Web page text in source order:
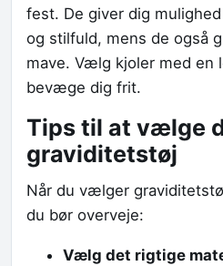
fest. De giver dig
og stilfuld, mens de også
mave. Vælg kjoler med en
bevæge dig frit.
Tips til at vælge
graviditetstøj
Når du vælger
du bør overveje:
Vælg det rigtige